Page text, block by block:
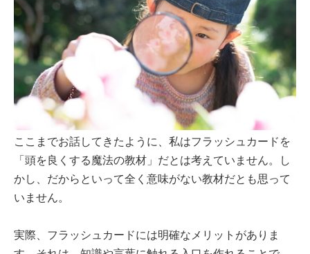
ここまでお話してきたように、私はフラッシュカードを
「頭を良くする魔法の教材」だとは考えていません。し
かし、だからといって全く意味がない教材だとも思って
いません。
実際、フラッシュカードには明確なメリットがありま